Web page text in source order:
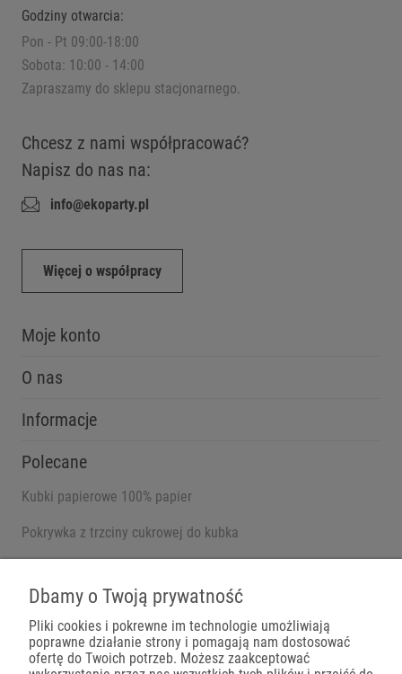
Godziny otwarcia:
Pon - Pt 09:00-18:00
Sobota: 10:00 - 14:00
Zapraszamy do sklepu stacjonarnego.
Chcesz z nami współpracować?
Napisz do nas na:
info@ekoparty.pl
Więcej o współpracy
Moje konto
O nas
Informacje
Polecane
Kubki papierowe 100% papier
Pokrywka z trzciny cukrowej do kubka
Płatności
Dbamy o Twoją prywatność
Pliki cookies i pokrewne im technologie umożliwiają
poprawne działanie strony i pomagają nam dostosować
ofertę do Twoich potrzeb. Możesz zaakceptować